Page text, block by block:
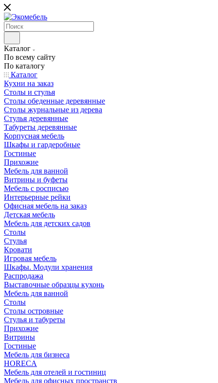
Каталог
По всему сайту
По каталогу
Каталог
Кухни на заказ
Столы и стулья
Столы обеденные деревянные
Столы журнальные из дерева
Стулья деревянные
Табуреты деревянные
Корпусная мебель
Шкафы и гардеробные
Гостиные
Прихожие
Мебель для ванной
Витрины и буфеты
Мебель с росписью
Интерьерные рейки
Офисная мебель на заказ
Детская мебель
Мебель для детских садов
Столы
Стулья
Кровати
Игровая мебель
Шкафы. Модули хранения
Распродажа
Выставочные образцы кухонь
Мебель для ванной
Столы
Столы островные
Стулья и табуреты
Прихожие
Витрины
Гостиные
Мебель для бизнеса
HORECA
Мебель для отелей и гостиниц
Мебель для офисных пространств